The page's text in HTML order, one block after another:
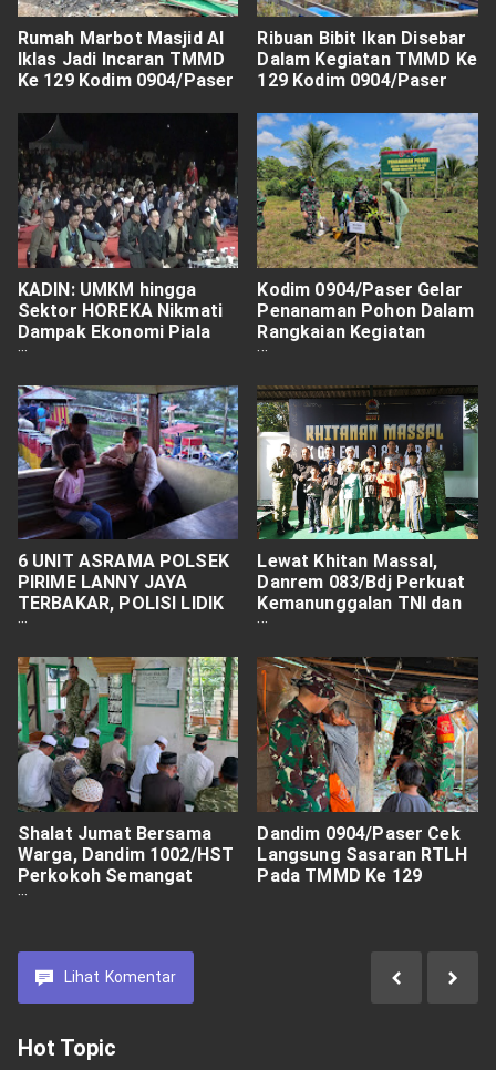
Rumah Marbot Masjid Al
Iklas Jadi Incaran TMMD
Ke 129 Kodim 0904/Paser
Ribuan Bibit Ikan Disebar
Dalam Kegiatan TMMD Ke
129 Kodim 0904/Paser
KADIN: UMKM hingga
Sektor HOREKA Nikmati
Dampak Ekonomi Piala
Dunia FIFA 2026
Kodim 0904/Paser Gelar
Penanaman Pohon Dalam
Rangkaian Kegiatan
TMMD Ke 129
6 UNIT ASRAMA POLSEK
PIRIME LANNY JAYA
TERBAKAR, POLISI LIDIK
DUGAAN PEMBAKARAN
Lewat Khitan Massal,
Danrem 083/Bdj Perkuat
Kemanunggalan TNI dan
Rakyat
Shalat Jumat Bersama
Warga, Dandim 1002/HST
Perkokoh Semangat
Gotong Royong TMMD
Dandim 0904/Paser Cek
Langsung Sasaran RTLH
Pada TMMD Ke 129
Lihat Komentar
Hot Topic